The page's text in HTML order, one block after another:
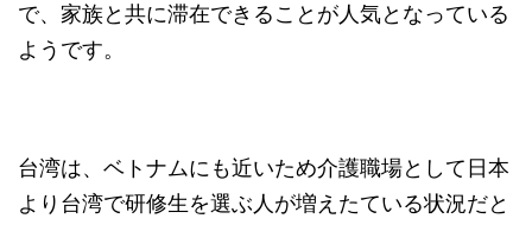
で、家族と共に滞在できることが人気となっている
ようです。
台湾は、ベトナムにも近いため介護職場として日本
より台湾で研修生を選ぶ人が増えたている状況だと